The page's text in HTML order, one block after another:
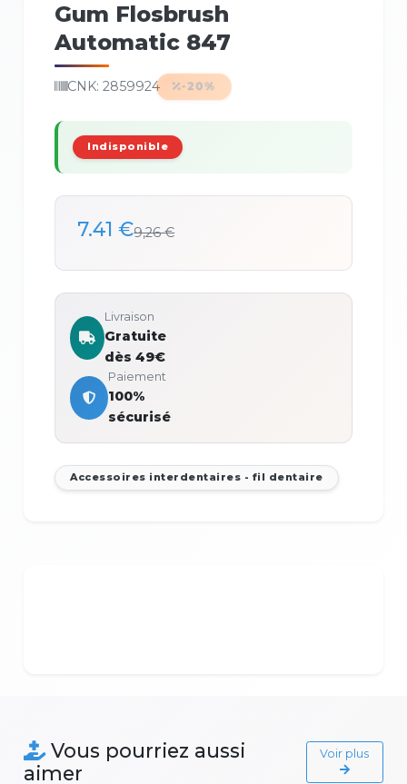
Gum Flosbrush
Automatic 847
CNK: 2859924 -20%
Indisponible
7.41 €9,26 €
Livraison
Gratuite
dès 49€
Paiement
100%
sécurisé
Accessoires interdentaires - fil dentaire
Vous pourriez aussi
aimer
Voir plus